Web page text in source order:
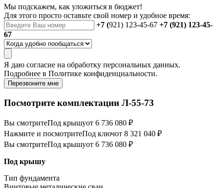
Мы подскажем, как уложиться в бюджет!
Для этого просто оставьте свой номер и удобное время:
+7 (921) 123-45-67 +7 (921) 123-45-
67
Я даю согласие на обработку персональных данных.
Подробнее в Политике конфиденциальности.
Перезвоните мне
Посмотрите комплектации Л-55-73
Вы смотритеПод крышуот 6 736 080 ₽
Нажмите и посмотритеПод ключот 8 321 040 ₽
Вы смотритеПод крышуот 6 736 080 ₽
Под крышу
Тип фундамента